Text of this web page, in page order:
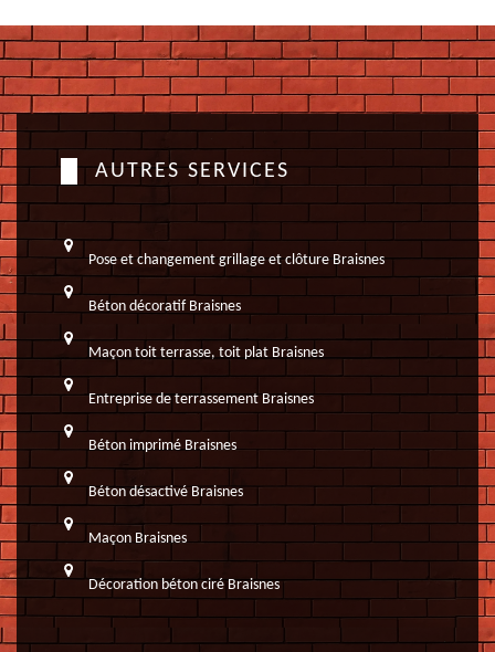
AUTRES SERVICES
Pose et changement grillage et clôture Braisnes
Béton décoratif Braisnes
Maçon toit terrasse, toit plat Braisnes
Entreprise de terrassement Braisnes
Béton imprimé Braisnes
Béton désactivé Braisnes
Maçon Braisnes
Décoration béton ciré Braisnes